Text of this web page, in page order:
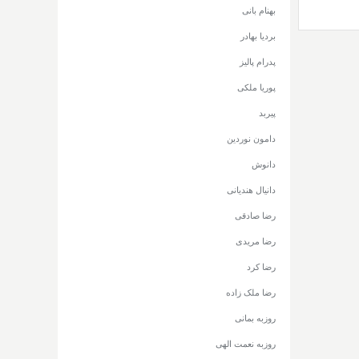
بهنام بانی
بردیا بهادر
پدرام پالیز
پوریا ملکی
پیربد
دامون نوردین
دانوش
دانیال هندیانی
رضا صادقی
رضا مریدی
رضا کرد
رضا ملک زاده
روزبه بمانی
روزبه نعمت الهی